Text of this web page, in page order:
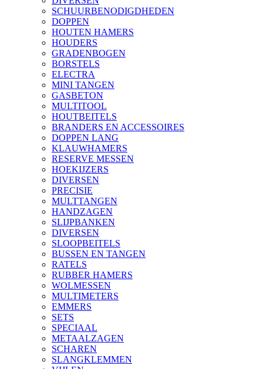
SCHUURBENODIGDHEDEN
DOPPEN
HOUTEN HAMERS
HOUDERS
GRADENBOGEN
BORSTELS
ELECTRA
MINI TANGEN
GASBETON
MULTITOOL
HOUTBEITELS
BRANDERS EN ACCESSOIRES
DOPPEN LANG
KLAUWHAMERS
RESERVE MESSEN
HOEKIJZERS
DIVERSEN
PRECISIE
MULTTANGEN
HANDZAGEN
SLIJPBANKEN
DIVERSEN
SLOOPBEITELS
BUSSEN EN TANGEN
RATELS
RUBBER HAMERS
WOLMESSEN
MULTIMETERS
EMMERS
SETS
SPECIAAL
METAALZAGEN
SCHAREN
SLANGKLEMMEN